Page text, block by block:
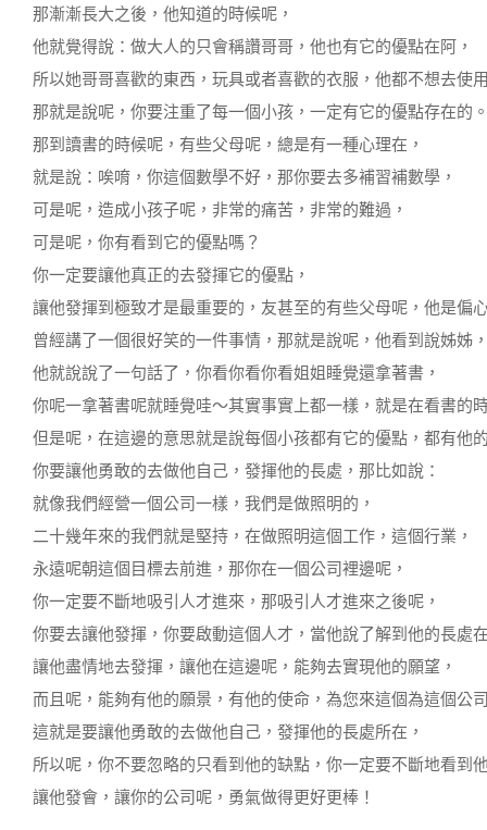
那漸漸長大之後，他知道的時候呢，
他就覺得說：做大人的只會稱讚哥哥，他也有它的優點在阿，
所以她哥哥喜歡的東西，玩具或者喜歡的衣服，他都不想去使
那就是說呢，你要注重了每一個小孩，一定有它的優點存在的
那到讀書的時候呢，有些父母呢，總是有一種心理在，
就是說：唉唷，你這個數學不好，那你要去多補習補數學，
可是呢，造成小孩子呢，非常的痛苦，非常的難過，
可是呢，你有看到它的優點嗎？
你一定要讓他真正的去發揮它的優點，
讓他發揮到極致才是最重要的，友甚至的有些父母呢，他是偏
曾經講了一個很好笑的一件事情，那就是說呢，他看到說姊姊
他就說說了一句話了，你看你看你看姐姐睡覺還拿著書，
你呢一拿著書呢就睡覺哇～其實事實上都一樣，就是在看書的
但是呢，在這邊的意思就是說每個小孩都有它的優點，都有他
你要讓他勇敢的去做他自己，發揮他的長處，那比如說：
就像我們經營一個公司一樣，我們是做照明的，
二十幾年來的我們就是堅持，在做照明這個工作，這個行業，
永遠呢朝這個目標去前進，那你在一個公司裡邊呢，
你一定要不斷地吸引人才進來，那吸引人才進來之後呢，
你要去讓他發揮，你要啟動這個人才，當他說了解到他的長處
讓他盡情地去發揮，讓他在這邊呢，能夠去實現他的願望，
而且呢，能夠有他的願景，有他的使命，為您來這個為這個公
這就是要讓他勇敢的去做他自己，發揮他的長處所在，
所以呢，你不要忽略的只看到他的缺點，你一定要不斷地看到
讓他發會，讓你的公司呢，勇氣做得更好更棒！